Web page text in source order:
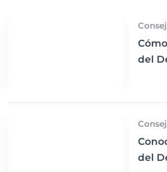
del
del